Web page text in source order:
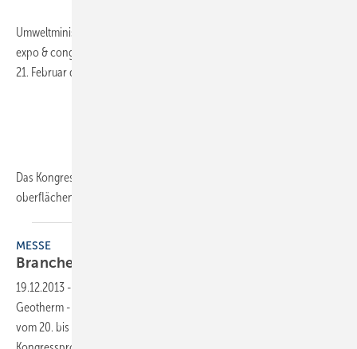
Umweltminister Franz Untersteller eröffnet die achte Geotherm –
expo & congress am Messestandort Offenburg, bei dem vom 20. bis
21. Februar die Geothermie-Branche zusammentrifft.
Das Kongressprogramm 2014 widmet sich den großen Themen der
oberflächennahen und tiefen
MESSE
Branchentreff
19.12.2013 -
Geotherm - expo & congress am Messestandort Offenburg, bei dem
vom 20. bis 21. Februar die Geothermie-Branche zusammentrifft. Das